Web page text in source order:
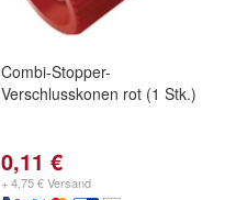
Combi-Stopper-
Verschlusskonen rot (1 Stk.)
0,11 €
+ 4,75 € Versand